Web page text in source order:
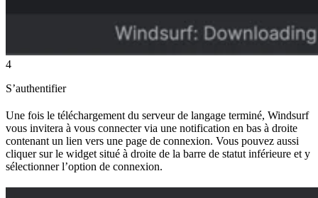
4
S’authentifier
Une fois le téléchargement du serveur de langage terminé, Windsurf
vous invitera à vous connecter via une notification en bas à droite
contenant un lien vers une page de connexion. Vous pouvez aussi
cliquer sur le widget situé à droite de la barre de statut inférieure et y
sélectionner l’option de connexion.